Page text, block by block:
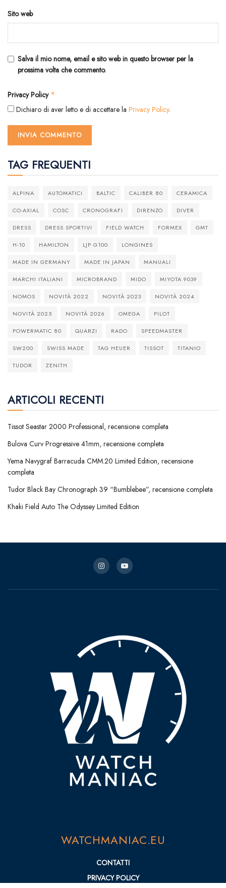
Sito web
Salva il mio nome, email e sito web in questo browser per la
prossima volta che commento.
Privacy Policy *
Dichiaro di aver letto e di accettare la Privacy Policy.
TAG FREQUENTI
ALPINA AUTOMATICI BALTIC CALIBER 80 CERAMICA
CO-AXIAL COSC CRONOGRAFI DIRENZO DIVER
DRESS DRESS SPORTIVI FIELD WATCH FORMEX GMT
H-10 HAMILTON LJP G100 LONGINES
MADE IN GERMANY MADE IN JAPAN MANUALI
MARCHI ITALIANI MICROBRAND MIDO MIYOTA 9039
NOMOS NOVITÀ 2022 NOVITÀ 2023 NOVITÀ 2024
NOVITÀ 2025 NOVITÀ 2026 OMEGA PILOT
POWERMATIC 80 QUARZI RADO SPEEDMASTER
SW200 SWISS MADE TAG HEUER TISSOT TITANIO
TUDOR ZENITH
ARTICOLI RECENTI
Tissot Seastar 2000 Professional, recensione completa
Bulova Curv Progressive 41mm, recensione completa
Yema Navygraf Barracuda CMM.20 Limited Edition, recensione
completa
Tudor Black Bay Chronograph 39 “Bumblebee”, recensione completa
Khaki Field Auto The Odyssey Limited Edition
WATCHMANIAC.EU
CONTATTI
PRIVACY POLICY